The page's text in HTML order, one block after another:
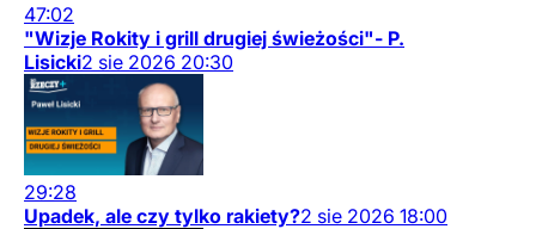
47:02
"Wizje Rokity i grill drugiej świeżości"- P.
Lisicki2 sie 2026 20:30
29:28
Upadek, ale czy tylko rakiety?2 sie 2026 18:00